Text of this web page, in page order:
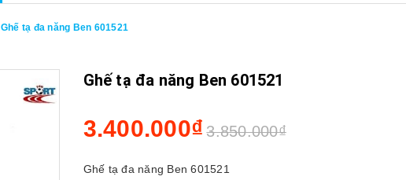
Ghế tạ đa năng Ben 601521
Ghế tạ đa năng Ben 601521
3.400.000₫ 3.850.000₫
Ghế tạ đa năng Ben 601521